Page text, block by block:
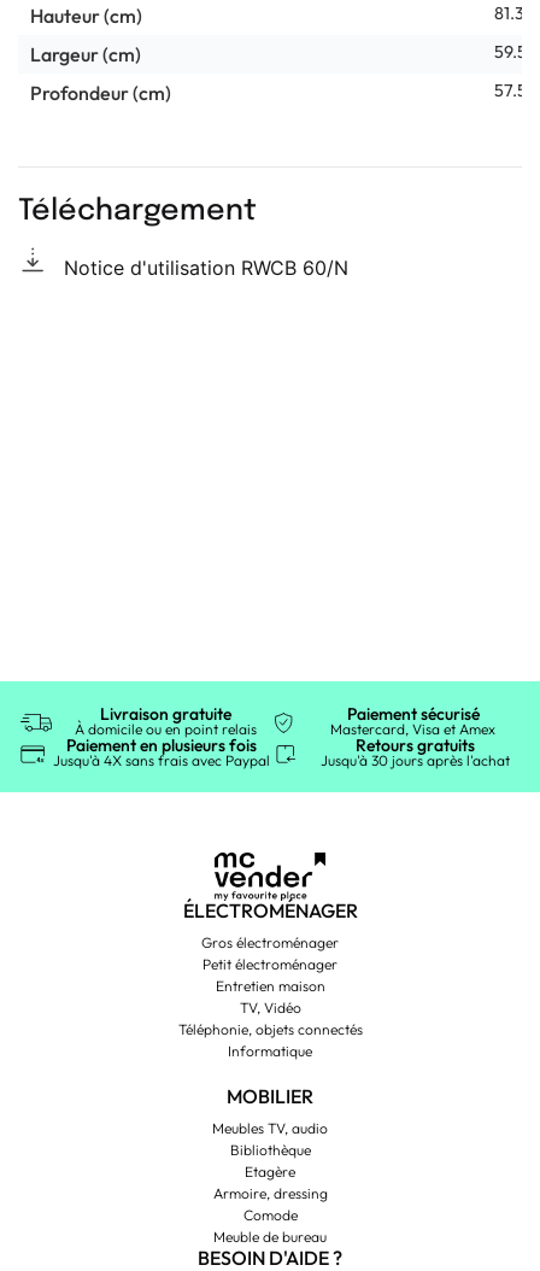
Hauteur (cm) 81.3
Largeur (cm) 59.5
Profondeur (cm) 57.5
Téléchargement
Notice d'utilisation RWCB 60/N
Livraison gratuite
À domicile ou en point relais
Paiement sécurisé
Mastercard, Visa et Amex
Paiement en plusieurs fois
Jusqu'à 4X sans frais avec Paypal
Retours gratuits
Jusqu'à 30 jours après l'achat
ÉLECTROMÉNAGER
Gros électroménager
Petit électroménager
Entretien maison
TV, Vidéo
Téléphonie, objets connectés
Informatique
MOBILIER
Meubles TV, audio
Bibliothèque
Etagère
Armoire, dressing
Comode
Meuble de bureau
BESOIN D'AIDE ?